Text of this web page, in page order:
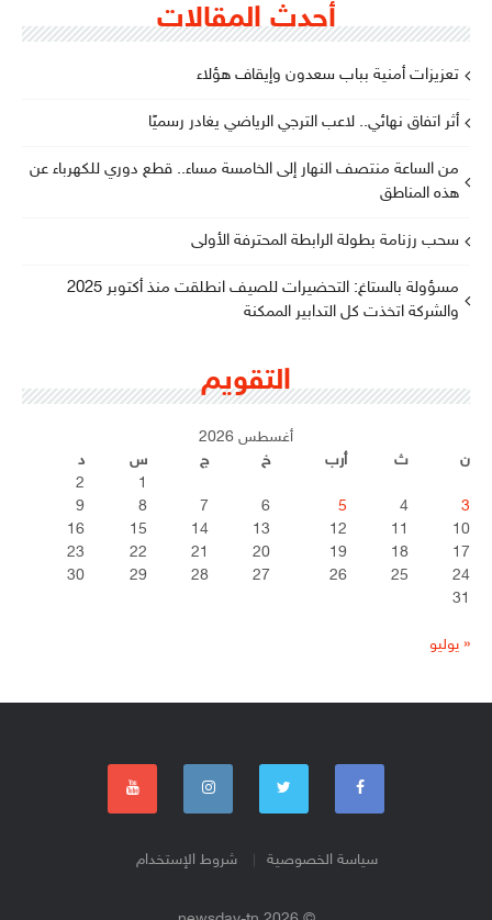
أحدث المقالات
تعزيزات أمنية بباب سعدون وإيقاف هؤلاء
أثر اتفاق نهائي.. لاعب الترجي الرياضي يغادر رسميًا
من الساعة منتصف النهار إلى الخامسة مساء.. قطع دوري للكهرباء عن
هذه المناطق
سحب رزنامة بطولة الرابطة المحترفة الأولى
مسؤولة بالستاغ: التحضيرات للصيف انطلقت منذ أكتوبر 2025
والشركة اتخذت كل التدابير الممكنة
التقويم
أغسطس 2026
ن
ث أرب خ ج س
د
1
2
3
4
5
6
7
8
9
10
11
12
13
14
15
16
17
18
19
20
21
22
23
24
25
26
27
28
29
30
31
« يوليو
سياسة الخصوصية شروط الإستخدام